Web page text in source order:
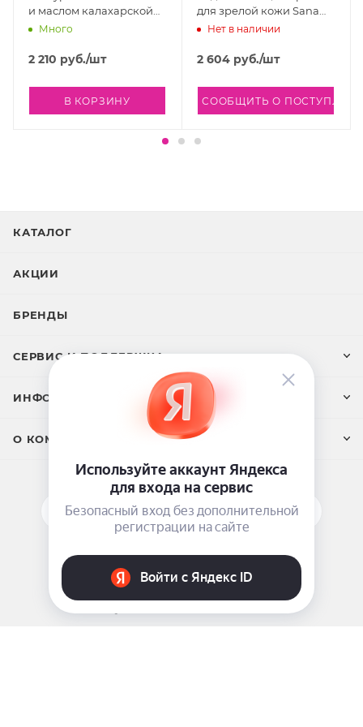
и маслом калахарской
дыни Лаборатория
Много
2 210 руб./шт
В КОРЗИНУ
для зрелой кожи Sana
Good Aging Cream, 30 гр
Нет в наличии
2 604 руб./шт
СООБЩИТЬ О
КАТАЛОГ
АКЦИИ
БРЕНДЫ
СЕРВИС И ПОДДЕРЖКА
ИНФОРМАЦИЯ
О КОМПАНИИ
ПОДПИСАТЬСЯ НА РАССЫЛКУ
ЗАДАТЬ ВОПРОС